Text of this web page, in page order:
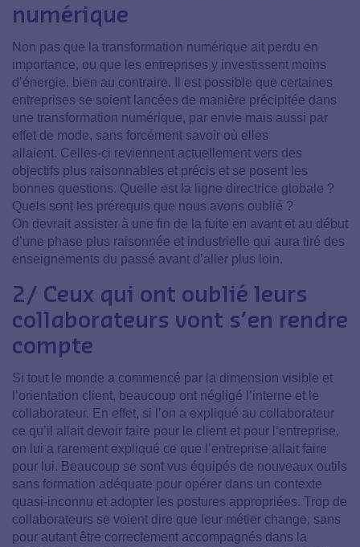
numérique
Non pas que la transformation numérique ait perdu en
importance, ou que les entreprises y investissent moins
d’énergie, bien au contraire. Il est possible que certaines
entreprises se soient lancées de manière précipitée dans
une transformation numérique, par envie mais aussi par
effet de mode, sans forcément savoir où elles
allaient. Celles-ci reviennent actuellement vers des
objectifs plus raisonnables et précis et se posent les
bonnes questions. Quelle est la ligne directrice globale ?
Quels sont les prérequis que nous avons oublié ?
On devrait assister à une fin de la fuite en avant et au début
d’une phase plus raisonnée et industrielle qui aura tiré des
enseignements du passé avant d’aller plus loin.
2/ Ceux qui ont oublié leurs
collaborateurs vont s’en rendre
compte
Si tout le monde a commencé par la dimension visible et
l’orientation client, beaucoup ont négligé l’interne et le
collaborateur. En effet, si l’on a expliqué au collaborateur
ce qu’il allait devoir faire pour le client et pour l’entreprise,
on lui a rarement expliqué ce que l’entreprise allait faire
pour lui. Beaucoup se sont vus équipés de nouveaux outils
sans formation adéquate pour opérer dans un contexte
quasi-inconnu et adopter les postures appropriées. Trop de
collaborateurs se voient dire que leur métier change, sans
pour autant être correctement accompagnés dans la